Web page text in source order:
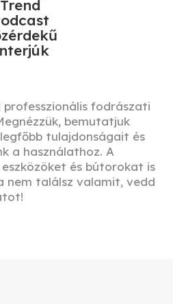
Trend
professzionális fodrászati
bemutatjuk
tulajdonságait és
a használathoz. A
és bútorokat is
nem találsz valamit, vedd